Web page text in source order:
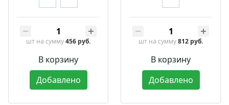
шт на сумму456 руб.
В корзину
Добавлено
шт на сумму812 руб.
В корзину
Добавлено